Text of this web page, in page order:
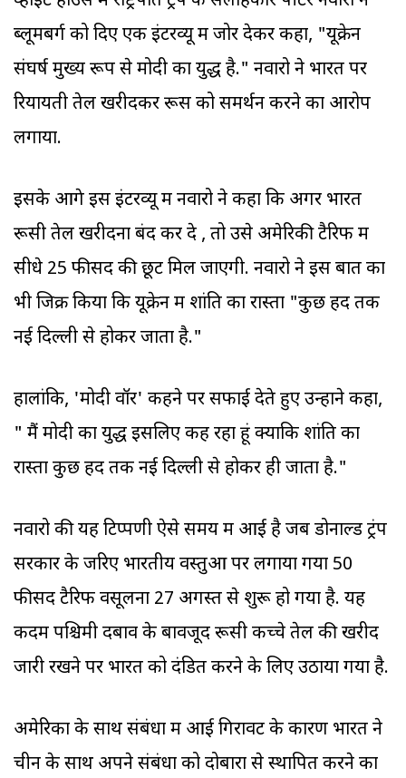
ब्लूमबर्ग को दिए एक इंटरव्यू में जोर देकर कहा, "यूक्रेन
संघर्ष मुख्य रूप से मोदी का युद्ध है." नवारो ने भारत पर
रियायती तेल खरीदकर रूस को समर्थन करने का आरोप
लगाया.
इसके आगे इस इंटरव्यू में नवारो ने कहा कि अगर भारत
रूसी तेल खरीदना बंद कर दे , तो उसे अमेरिकी टैरिफ में
सीधे 25 फीसद की छूट मिल जाएगी. नवारो ने इस बात का
भी जिक्र किया कि यूक्रेन में शांति का रास्ता "कुछ हद तक
नई दिल्ली से होकर जाता है."
हालांकि, 'मोदी वॉर' कहने पर सफाई देते हुए उन्होंने कहा,
" मैं मोदी का युद्ध इसलिए कह रहा हूं क्योंकि शांति का
रास्ता कुछ हद तक नई दिल्ली से होकर ही जाता है."
नवारो की यह टिप्पणी ऐसे समय में आई है जब डोनाल्ड ट्रंप
सरकार के जरिए भारतीय वस्तुओं पर लगाया गया 50
फीसद टैरिफ वसूलना 27 अगस्त से शुरू हो गया है. यह
कदम पश्चिमी दबाव के बावजूद रूसी कच्चे तेल की खरीद
जारी रखने पर भारत को दंडित करने के लिए उठाया गया है.
अमेरिका के साथ संबंधों में आई गिरावट के कारण भारत ने
चीन के साथ अपने संबंधों को दोबारा से स्थापित करने का